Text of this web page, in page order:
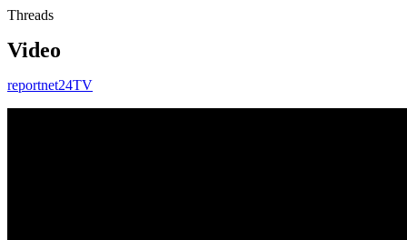
Threads
Video
reportnet24TV